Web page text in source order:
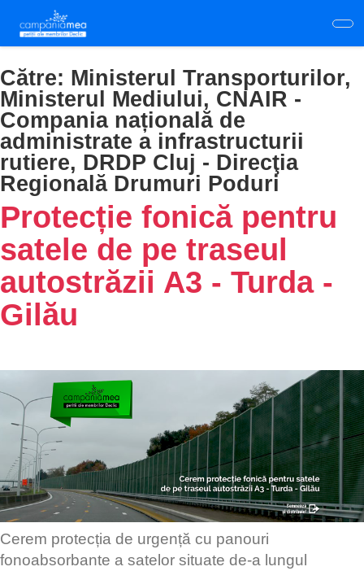
main
content
Către: Ministerul Transporturilor,
Ministerul Mediului, CNAIR -
Compania națională de
administrate a infrastructurii
rutiere, DRDP Cluj - Direcţia
Regională Drumuri Poduri
Protecție fonică pentru
satele de pe traseul
autostrăzii A3 - Turda -
Gilău
Cerem protecția de urgență cu panouri
fonoabsorbante a satelor situate de-a lungul